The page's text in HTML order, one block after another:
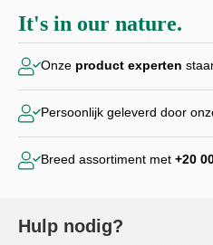
It's in our nature.
Onze product experten
Persoonlijk geleverd door
Breed assortiment met +20
Hulp nodig?